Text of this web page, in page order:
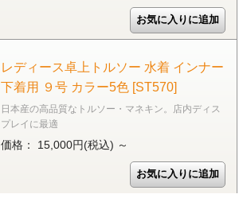
レディース卓上トルソー 水着 インナー
下着用 ９号 カラー5色 [ST570]
日本産の高品質なトルソー・マネキン。店内ディス
プレイに最適
価格： 15,000円(税込) ～